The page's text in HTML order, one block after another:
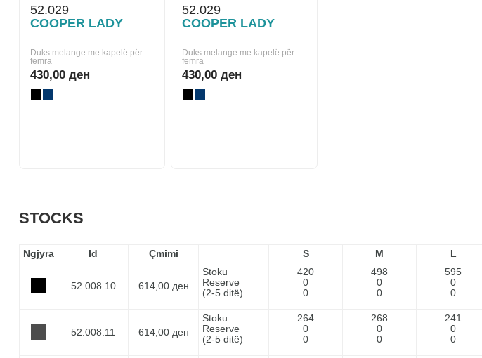
52.029
COOPER LADY
Duks melange me kapelë për
femra
430,00 ден
52.029
COOPER LADY
Duks melange me kapelë për
femra
430,00 ден
STOCKS
Ngjyra Id Çmimi S M L
52.008.10 614,00 ден
Stoku
Reserve
(2-5 ditë)
420
0
0
498
0
0
595
0
0
52.008.11 614,00 ден
Stoku
Reserve
(2-5 ditë)
264
0
0
268
0
0
241
0
0